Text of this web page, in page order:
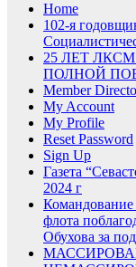
Home
102-я
25 ЛЕТ
ПОЛНОЙ
Member
My Account
My Profile
Reset Password
Sign Up
Газета
2024 г
флота
Обухова за